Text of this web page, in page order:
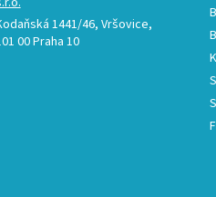
1441/46, Vršovice,
00 Praha 10